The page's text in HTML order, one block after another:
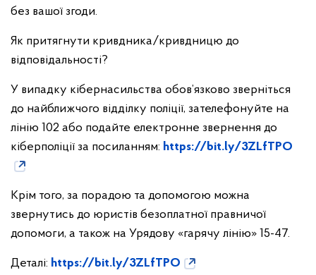
без вашої згоди.
Як притягнути кривдника/кривдницю до
відповідальності?
У випадку кібернасильства обов’язково зверніться
до найближчого відділку поліції, зателефонуйте на
лінію 102 або подайте електронне звернення до
кіберполіції за посиланням: https://bit.ly/3ZLfTPO
Крім того, за порадою та допомогою можна
звернутись до юристів безоплатної правничої
допомоги, а також на Урядову «гарячу лінію» 15-47.
Деталі: https://bit.ly/3ZLfTPO